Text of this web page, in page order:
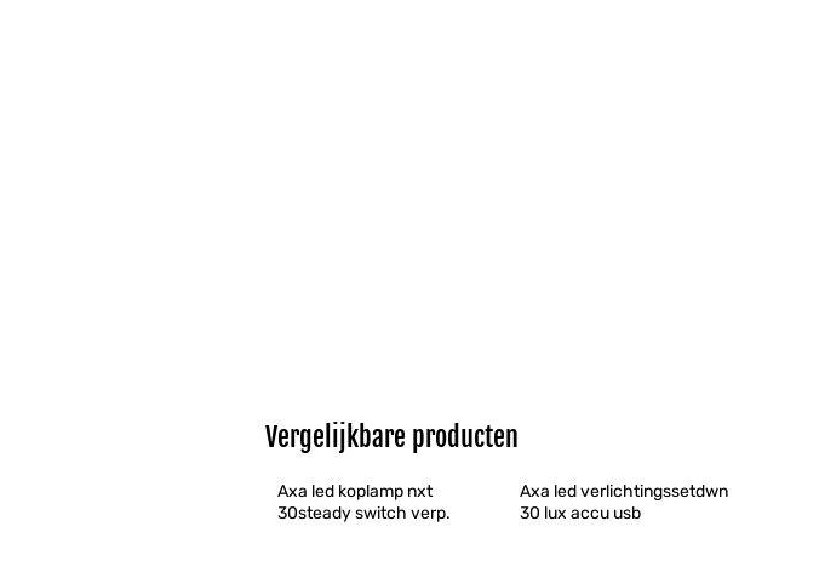
Vergelijkbare producten
Axa led koplamp nxt
30steady switch verp.
Axa led verlichtingssetdwn
30 lux accu usb